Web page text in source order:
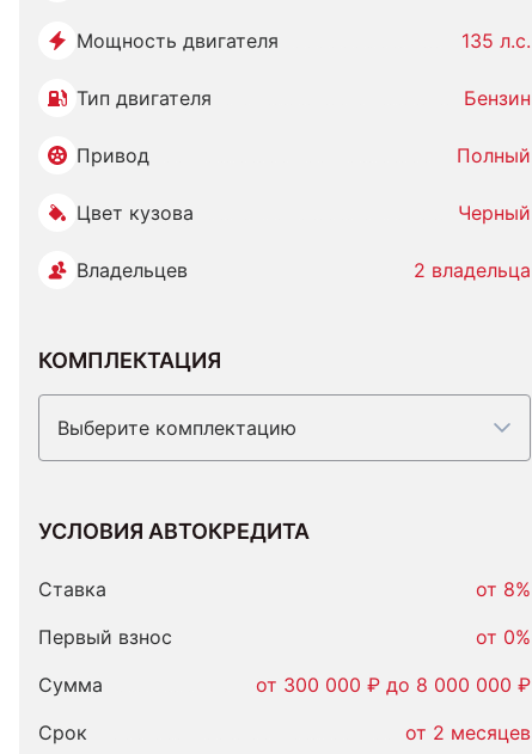
Мощность двигателя 135 л.с.
Тип двигателя Бензин
Привод Полный
Цвет кузова Черный
Владельцев 2 владельца
КОМПЛЕКТАЦИЯ
Выберите комплектацию
УСЛОВИЯ АВТОКРЕДИТА
Ставка
от 8%
Первый взнос
от 0%
Сумма
от 300 000 ₽ до 8 000 000 ₽
Срок
от 2 месяцев